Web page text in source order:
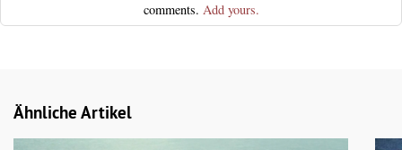
comments. Add yours.
Ähnliche Artikel